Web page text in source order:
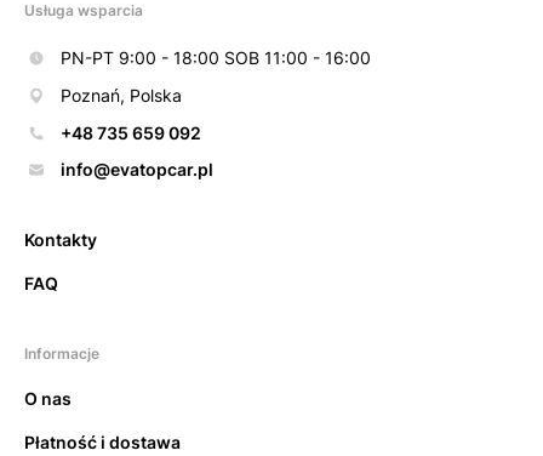
Usługa wsparcia
PN-PT 9:00 - 18:00 SOB 11:00 - 16:00
Poznań, Polska
+48 735 659 092
info@evatopcar.pl
Kontakty
FAQ
Informacje
O nas
Płatność i dostawa